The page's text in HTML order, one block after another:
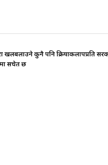
कार्यालय जान चाहन्थे गोपालमान